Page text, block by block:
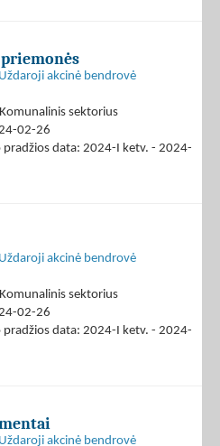
Uždaroji akcinė bendrovė
sektorius
02-26
data: 2024-I ketv. - 2024-
Uždaroji akcinė bendrovė
sektorius
02-26
data: 2024-I ketv. - 2024-
Uždaroji akcinė bendrovė